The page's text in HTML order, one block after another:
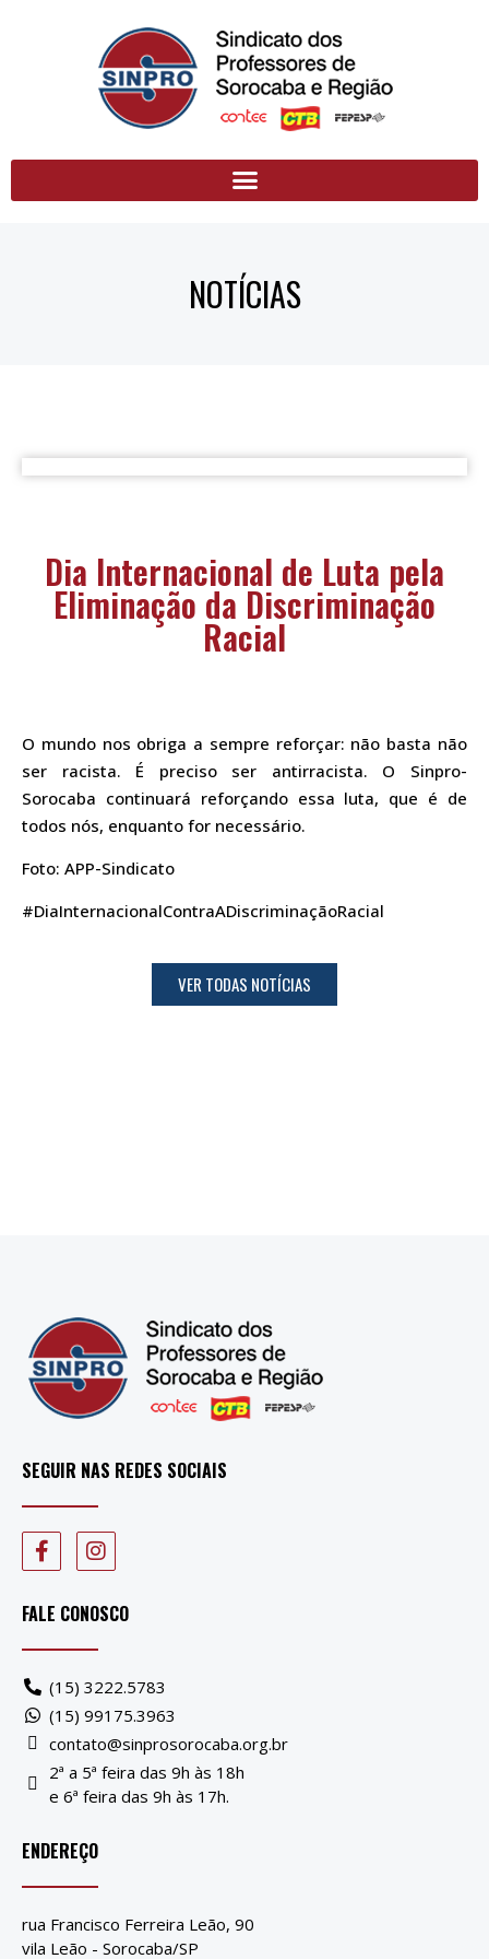
NOTÍCIAS
Dia Internacional de Luta pela
Eliminação da Discriminação
Racial
O mundo nos obriga a sempre reforçar: não basta não
ser racista. É preciso ser antirracista. O Sinpro-
Sorocaba continuará reforçando essa luta, que é de
todos nós, enquanto for necessário.
Foto: APP-Sindicato
#DiaInternacionalContraADiscriminaçãoRacial
VER TODAS NOTÍCIAS
SEGUIR NAS REDES SOCIAIS
FALE CONOSCO
(15) 3222.5783
(15) 99175.3963
contato@sinprosorocaba.org.br
2ª a 5ª feira das 9h às 18h
e 6ª feira das 9h às 17h.
ENDEREÇO
rua Francisco Ferreira Leão, 90
vila Leão - Sorocaba/SP